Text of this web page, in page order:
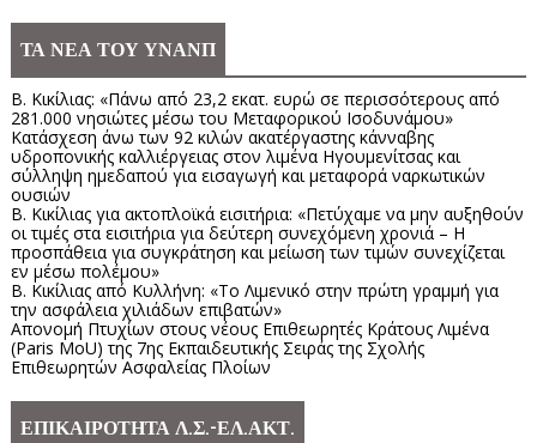
ΤΑ ΝΕΑ ΤΟΥ ΥΝΑΝΠ
Β. Κικίλιας: «Πάνω από 23,2 εκατ. ευρώ σε περισσότερους από
281.000 νησιώτες μέσω του Μεταφορικού Ισοδυνάμου»
Κατάσχεση άνω των 92 κιλών ακατέργαστης κάνναβης
υδροπονικής καλλιέργειας στον λιμένα Ηγουμενίτσας και
σύλληψη ημεδαπού για εισαγωγή και μεταφορά ναρκωτικών
ουσιών
Β. Κικίλιας για ακτοπλοϊκά εισιτήρια: «Πετύχαμε να μην αυξηθούν
οι τιμές στα εισιτήρια για δεύτερη συνεχόμενη χρονιά – Η
προσπάθεια για συγκράτηση και μείωση των τιμών συνεχίζεται
εν μέσω πολέμου»
Β. Κικίλιας από Κυλλήνη: «Το Λιμενικό στην πρώτη γραμμή για
την ασφάλεια χιλιάδων επιβατών»
Απονομή Πτυχίων στους νέους Επιθεωρητές Κράτους Λιμένα
(Paris MoU) της 7ης Εκπαιδευτικής Σειράς της Σχολής
Επιθεωρητών Ασφαλείας Πλοίων
ΕΠΙΚΑΙΡΟΤΗΤΑ Λ.Σ.-ΕΛ.ΑΚΤ.